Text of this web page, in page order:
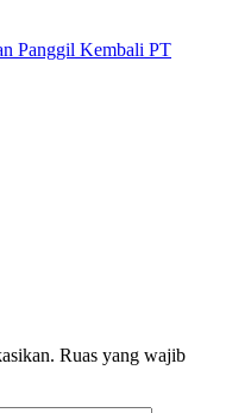
Panggil Kembali PT
Ruas yang wajib